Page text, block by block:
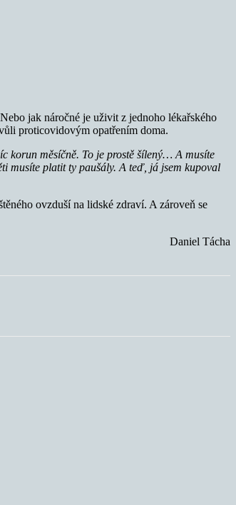
jak náročné je uživit z jednoho lékařského
proticovidovým opatřením doma.
korun měsíčně. To je prostě šílený… A musíte
musíte platit ty paušály. A teď, já jsem kupoval
ovzduší na lidské zdraví. A zároveň se
Daniel Tácha